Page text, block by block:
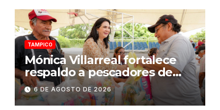
TAMPICO
Mónica Villarreal fortalece
respaldo a pescadores de
Tampico durante temporada
de veda
6 DE AGOSTO DE 2026